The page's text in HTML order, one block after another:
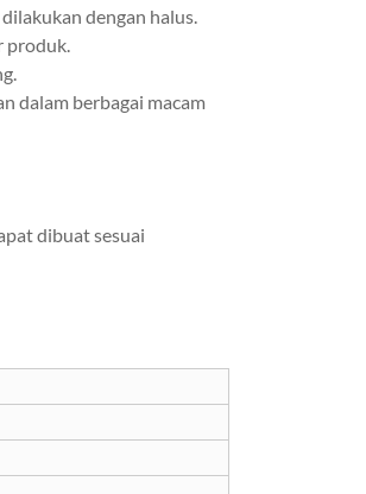
dengan halus.
produk.
dalam berbagai macam
dibuat sesuai